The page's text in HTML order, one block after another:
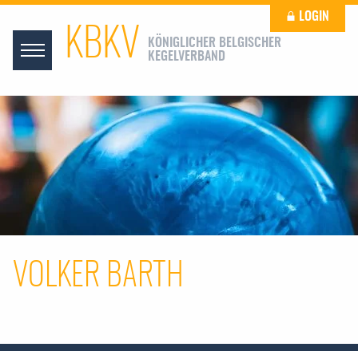
KBKV
KÖNIGLICHER BELGISCHER
KEGELVERBAND
LOGIN
VOLKER BARTH